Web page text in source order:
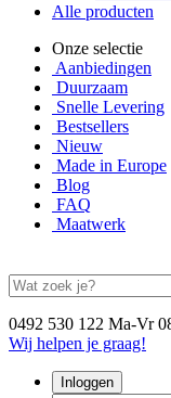
Alle producten
Onze selectie
Aanbiedingen
Duurzaam
Snelle Levering
Bestsellers
Nieuw
Made in Europe
Blog
FAQ
Maatwerk
0492 530 122 Ma-Vr
Wij helpen je graag!
Inloggen